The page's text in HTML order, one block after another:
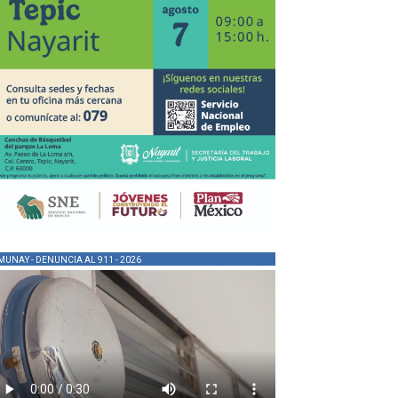
- DENUNCIA AL 911 - 2026